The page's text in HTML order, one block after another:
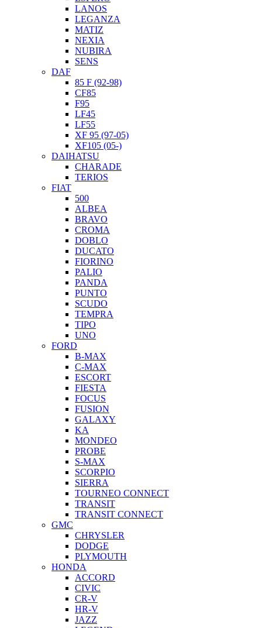
LANOS
LEGANZA
MATIZ
NEXIA
NUBIRA
SENS
DAF
85 F (92-98)
CF85
F95
LF45
LF55
XF 95 (97-05)
XF105 (05-)
DAIHATSU
CHARADE
TERIOS
FIAT
500
ALBEA
BRAVO
CROMA
DOBLO
DUCATO
FIORINO
PALIO
PANDA
PUNTO
SCUDO
TEMPRA
TIPO
UNO
FORD
B-MAX
C-MAX
ESCORT
FIESTA
FOCUS
FUSION
GALAXY
KA
MONDEO
PROBE
S-MAX
SCORPIO
SIERRA
TOURNEO CONNECT
TRANSIT
TRANSIT CONNECT
GMC
CHRYSLER
DODGE
PLYMOUTH
HONDA
ACCORD
CIVIC
CR-V
HR-V
JAZZ